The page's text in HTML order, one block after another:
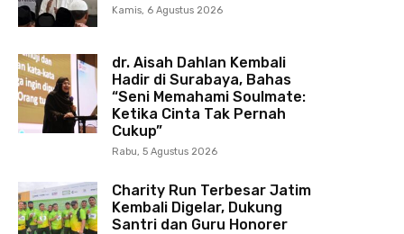
Kamis, 6 Agustus 2026
dr. Aisah Dahlan Kembali
Hadir di Surabaya, Bahas
“Seni Memahami Soulmate:
Ketika Cinta Tak Pernah
Cukup”
Rabu, 5 Agustus 2026
Charity Run Terbesar Jatim
Kembali Digelar, Dukung
Santri dan Guru Honorer